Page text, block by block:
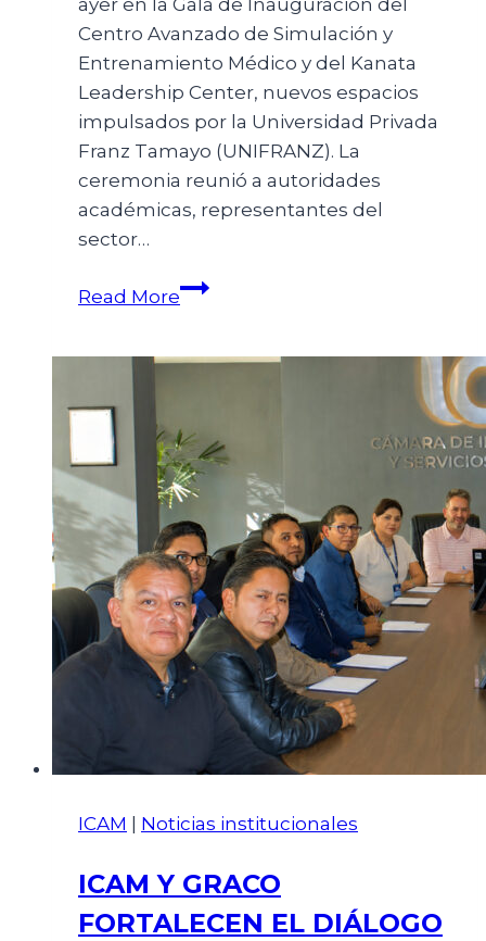
ayer en la Gala de Inauguración del
Centro Avanzado de Simulación y
Entrenamiento Médico y del Kanata
Leadership Center, nuevos espacios
impulsados por la Universidad Privada
Franz Tamayo (UNIFRANZ). La
ceremonia reunió a autoridades
académicas, representantes del
sector…
Read More
ICAM Noticias institucionales
ICAM Y GRACO
FORTALECEN EL DIÁLOGO